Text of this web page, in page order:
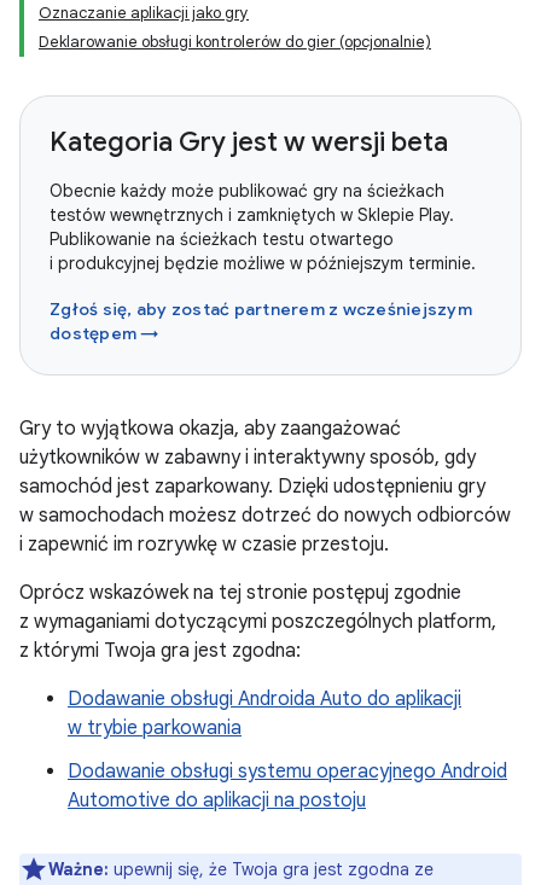
Oznaczanie aplikacji jako gry
Deklarowanie obsługi kontrolerów do gier (opcjonalnie)
Kategoria Gry jest w wersji beta
Obecnie każdy może publikować gry na ścieżkach
testów wewnętrznych i zamkniętych w Sklepie Play.
Publikowanie na ścieżkach testu otwartego
i produkcyjnej będzie możliwe w późniejszym terminie.
Zgłoś się, aby zostać partnerem z wcześniejszym
dostępem →
Gry to wyjątkowa okazja, aby zaangażować
użytkowników w zabawny i interaktywny sposób, gdy
samochód jest zaparkowany. Dzięki udostępnieniu gry
w samochodach możesz dotrzeć do nowych odbiorców
i zapewnić im rozrywkę w czasie przestoju.
Oprócz wskazówek na tej stronie postępuj zgodnie
z wymaganiami dotyczącymi poszczególnych platform,
z którymi Twoja gra jest zgodna:
Dodawanie obsługi Androida Auto do aplikacji
w trybie parkowania
Dodawanie obsługi systemu operacyjnego Android
Automotive do aplikacji na postoju
Ważne: upewnij się, że Twoja gra jest zgodna ze